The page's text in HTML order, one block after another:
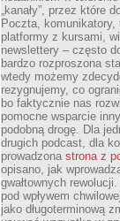
„kanały”, przez które
Poczta, komunikatory,
platformy z kursami,
newslettery – często
bardzo rozproszona
wtedy możemy
rezygnujemy, co
bo faktycznie nas
pomocne wsparcie
podobną drogę. Dla
drugich podcast, dla
prowadzona strona z
opisano, jak
gwałtownych
pod wpływem
jako długoterminową